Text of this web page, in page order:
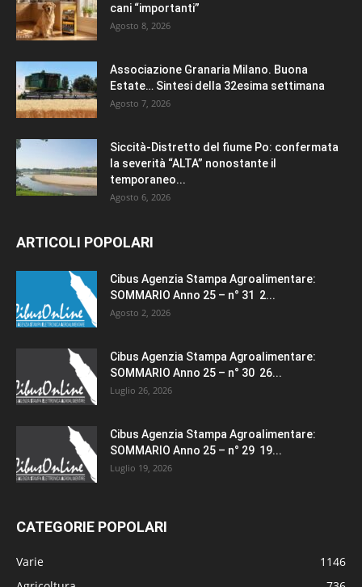
cani “importanti”
Agosto 8, 2026
Associazione Granaria Milano. Buona
Estate… Sintesi della 32esima settimana
Agosto 7, 2026
Siccità-Distretto del fiume Po: confermata
la severità “ALTA” nonostante il
temporaneo...
Agosto 6, 2026
ARTICOLI POPOLARI
Cibus Agenzia Stampa Agroalimentare:
SOMMARIO Anno 25 – n° 31 2...
Agosto 2, 2026
Cibus Agenzia Stampa Agroalimentare:
SOMMARIO Anno 25 – n° 30 26...
Luglio 26, 2026
Cibus Agenzia Stampa Agroalimentare:
SOMMARIO Anno 25 – n° 29 19...
Luglio 19, 2026
CATEGORIE POPOLARI
Varie
1146